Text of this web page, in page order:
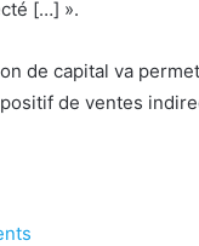
[…] ».
de capital va
de ventes